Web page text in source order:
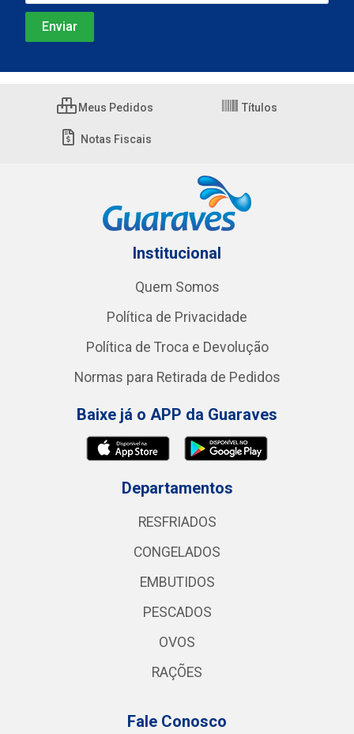
Meus Pedidos Títulos
Notas Fiscais
Institucional
Quem Somos
Política de Privacidade
Política de Troca e Devolução
Normas para Retirada de Pedidos
Baixe já o APP da Guaraves
Departamentos
RESFRIADOS
CONGELADOS
EMBUTIDOS
PESCADOS
OVOS
RAÇÕES
Fale Conosco